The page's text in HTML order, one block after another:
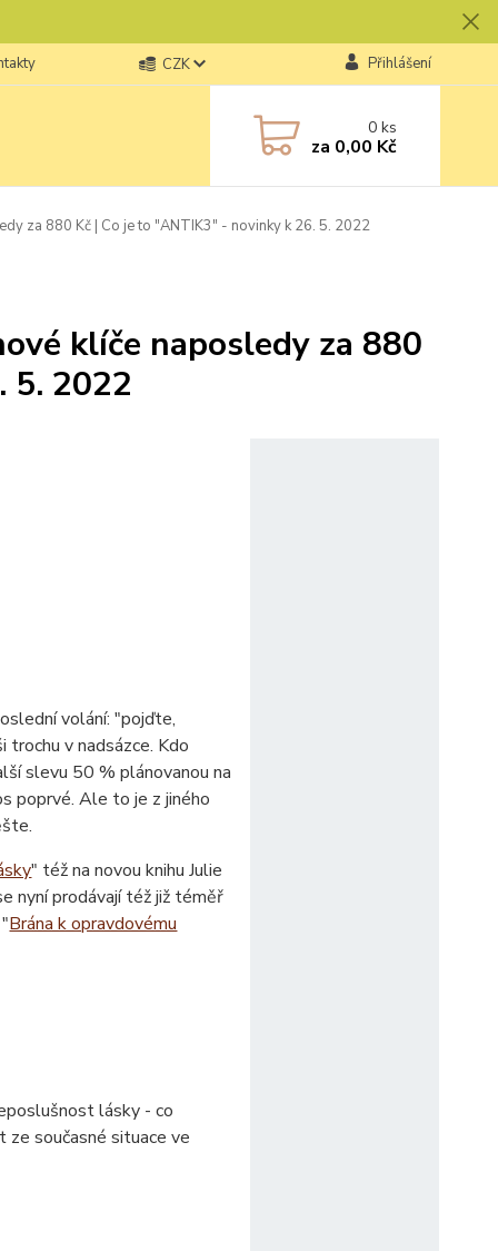
CZK Přihlášení
0ks
za 0,00 Kč
za 880 Kč | Co je to "ANTIK3" - novinky k 26. 5. 2022
klíče naposledy za 880
5. 2022
volání: "pojďte,
trochu v nadsázce. Kdo
slevu 50 % plánovanou na
poprvé. Ale to je z jiného
" též na novou knihu Julie
nyní prodávají též již téměř
Brána k opravdovému
lásky - co
ze současné situace ve